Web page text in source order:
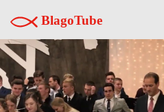
BlagoTube